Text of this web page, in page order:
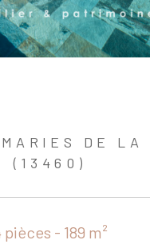
DE LA
(13460)
pièces - 189 m²